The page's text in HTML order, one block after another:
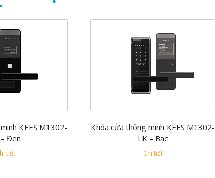
KEES M1302-
Đen
tiết
Khóa cửa thông minh KEES M1302-
LK – Bạc
Chi tiết